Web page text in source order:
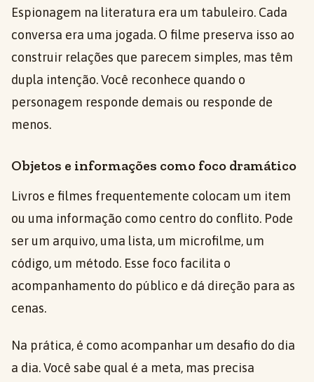
Espionagem na literatura era um tabuleiro. Cada
conversa era uma jogada. O filme preserva isso ao
construir relações que parecem simples, mas têm
dupla intenção. Você reconhece quando o
personagem responde demais ou responde de
menos.
Objetos e informações como foco dramático
Livros e filmes frequentemente colocam um item
ou uma informação como centro do conflito. Pode
ser um arquivo, uma lista, um microfilme, um
código, um método. Esse foco facilita o
acompanhamento do público e dá direção para as
cenas.
Na prática, é como acompanhar um desafio do dia
a dia. Você sabe qual é a meta, mas precisa